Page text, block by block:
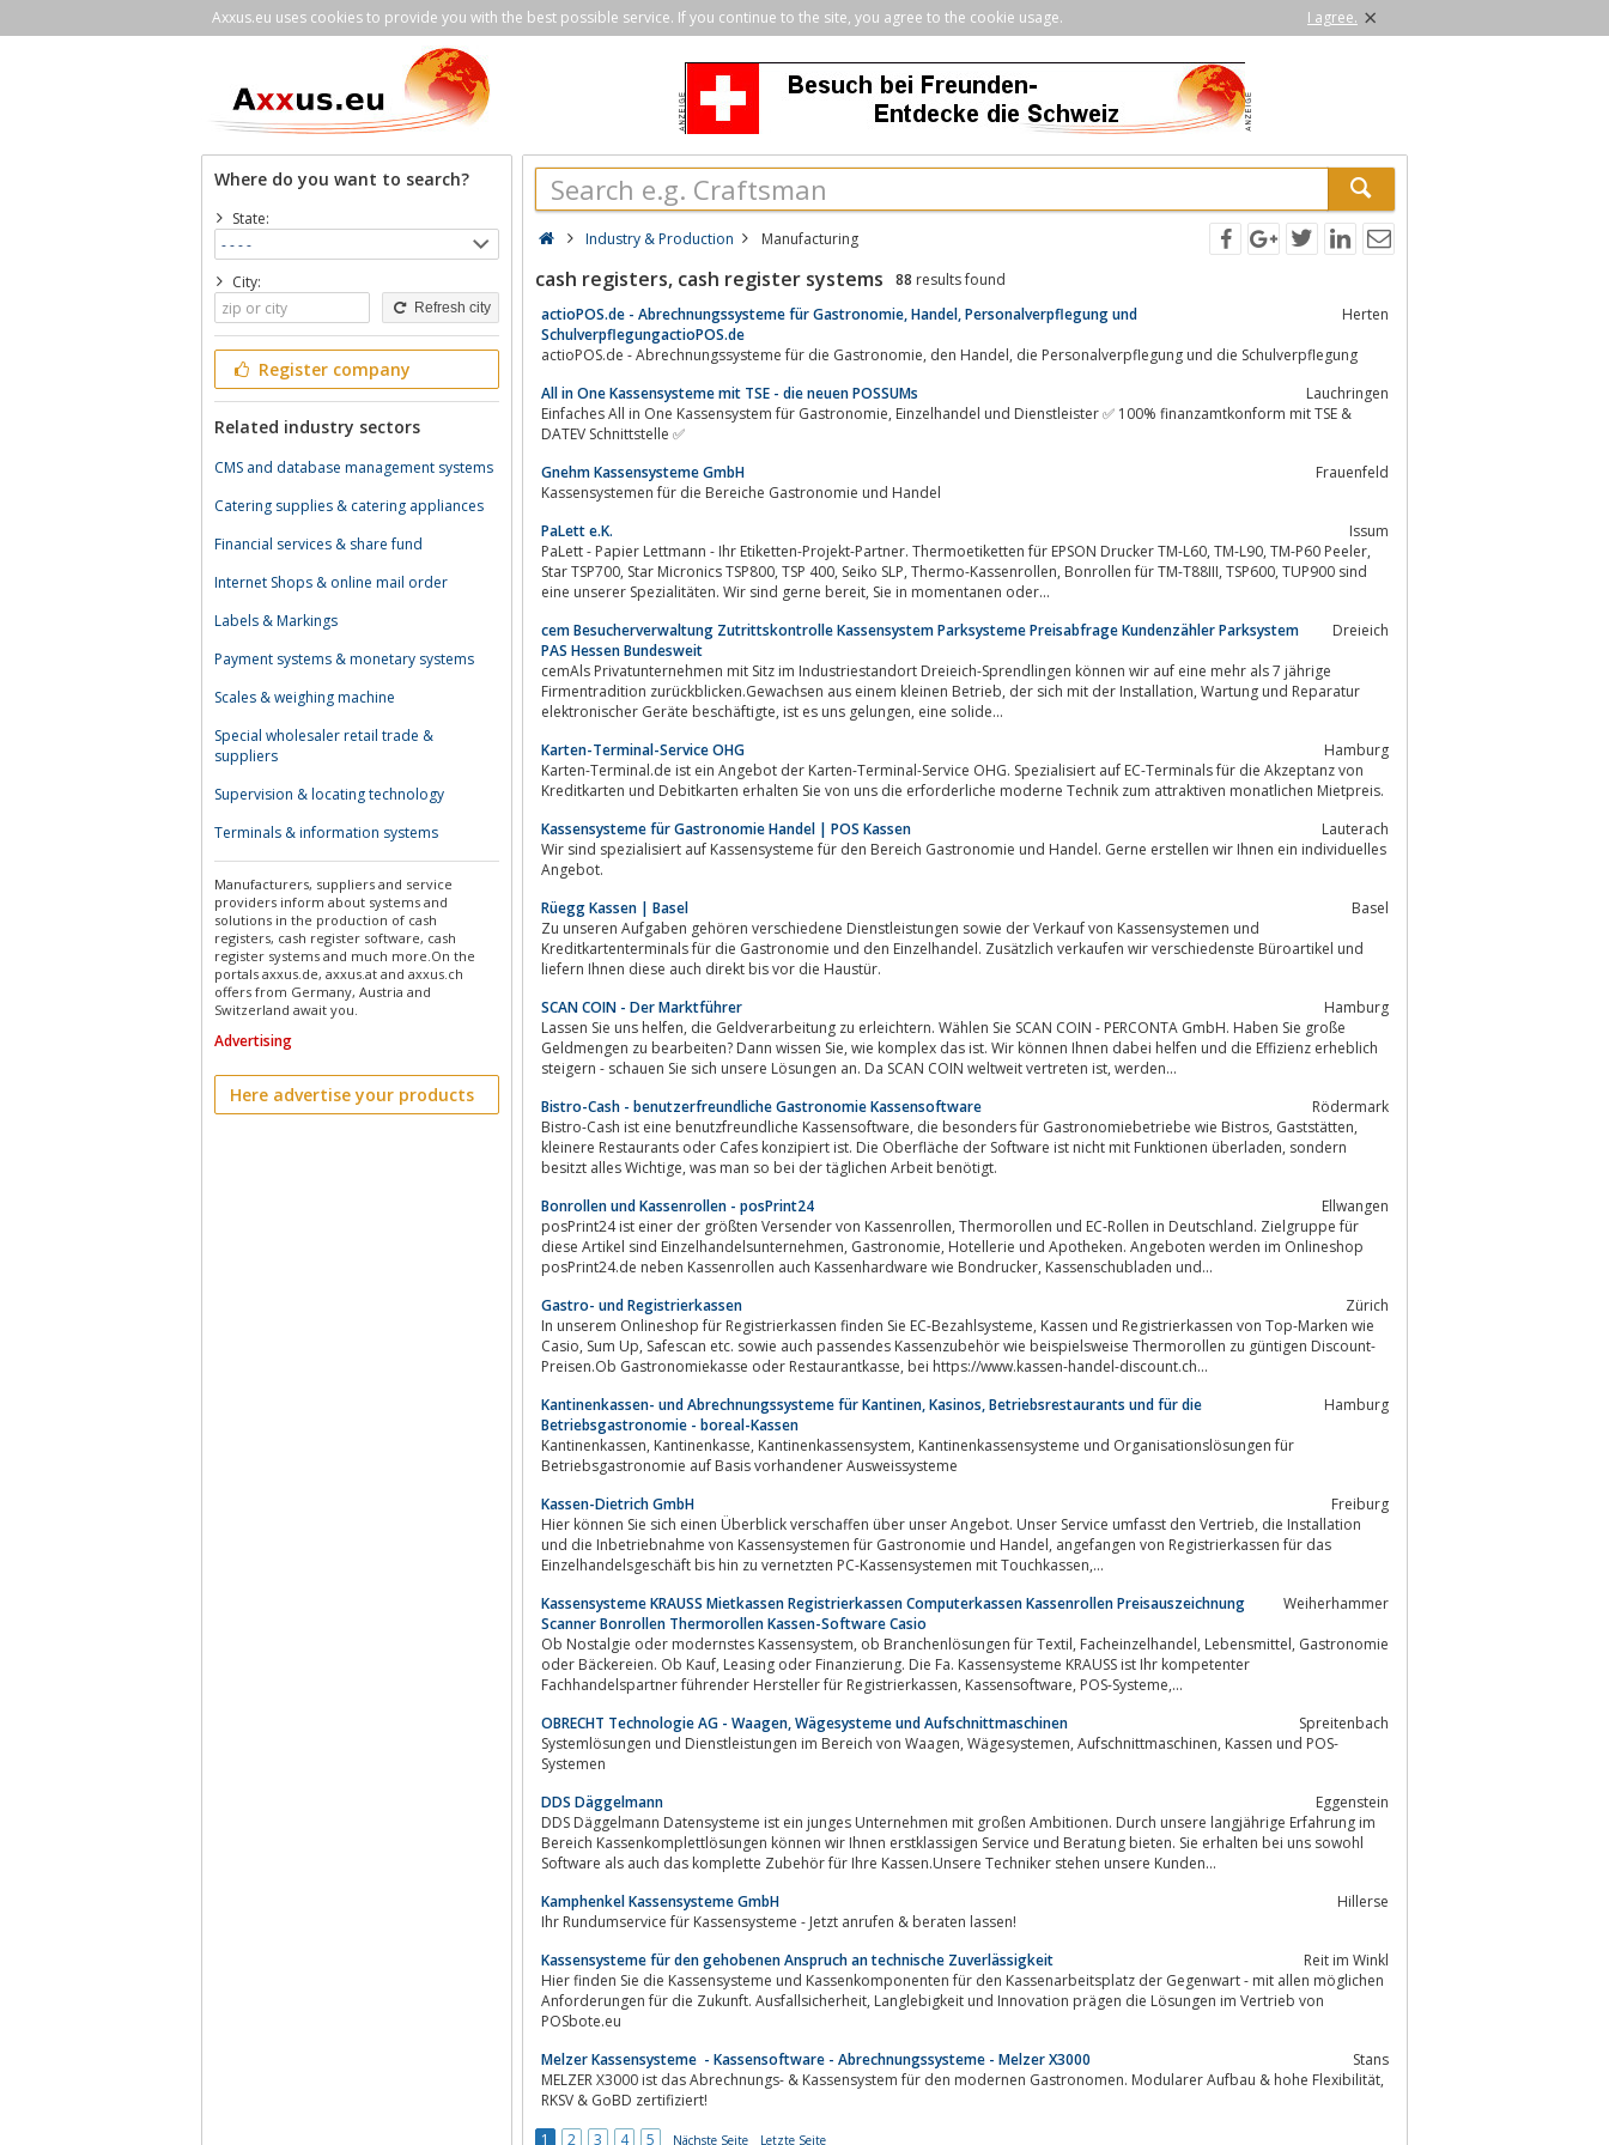
Axxus.eu uses cookies to provide you with the best possible service. If you continue to the site, you agree to the cookie usage. I agree. ×
Where do you want to search?
State:
City:
Refresh city
Register company
Related industry sectors
CMS and database management systems
Catering supplies & catering appliances
Financial services & share fund
Internet Shops & online mail order
Labels & Markings
Payment systems & monetary systems
Scales & weighing machine
Special wholesaler retail trade &
suppliers
Supervision & locating technology
Terminals & information systems
Manufacturers, suppliers and service
providers inform about systems and
solutions in the production of cash
registers, cash register software, cash
register systems and much more.On the
portals axxus.de, axxus.at and axxus.ch
offers from Germany, Austria and
Switzerland await you.
Advertising
Here advertise your products
Industry & Production Manufacturing
cash registers, cash register systems 88 results found
actioPOS.de - Abrechnungssysteme für Gastronomie, Handel, Personalverpflegung und
SchulverpflegungactioPOS.de
Herten
actioPOS.de - Abrechnungssysteme für die Gastronomie, den Handel, die Personalverpflegung und die Schulverpflegung
All in One Kassensysteme mit TSE - die neuen POSSUMs
Lauchringen
Einfaches All in One Kassensystem für Gastronomie, Einzelhandel und Dienstleister ✅ 100% finanzamtkonform mit TSE &
DATEV Schnittstelle ✅
Gnehm Kassensysteme GmbH
Frauenfeld
Kassensystemen für die Bereiche Gastronomie und Handel
PaLett e.K.
Issum
PaLett - Papier Lettmann - Ihr Etiketten-Projekt-Partner. Thermoetiketten für EPSON Drucker TM-L60, TM-L90, TM-P60 Peeler,
Star TSP700, Star Micronics TSP800, TSP 400, Seiko SLP, Thermo-Kassenrollen, Bonrollen für TM-T88III, TSP600, TUP900 sind
eine unserer Spezialitäten. Wir sind gerne bereit, Sie in momentanen oder...
cem Besucherverwaltung Zutrittskontrolle Kassensystem Parksysteme Preisabfrage Kundenzähler Parksystem
PAS Hessen Bundesweit
Dreieich
cemAls Privatunternehmen mit Sitz im Industriestandort Dreieich-Sprendlingen können wir auf eine mehr als 7 jährige
Firmentradition zurückblicken.Gewachsen aus einem kleinen Betrieb, der sich mit der Installation, Wartung und Reparatur
elektronischer Geräte beschäftigte, ist es uns gelungen, eine solide...
Karten-Terminal-Service OHG
Hamburg
Karten-Terminal.de ist ein Angebot der Karten-Terminal-Service OHG. Spezialisiert auf EC-Terminals für die Akzeptanz von
Kreditkarten und Debitkarten erhalten Sie von uns die erforderliche moderne Technik zum attraktiven monatlichen Mietpreis.
Kassensysteme für Gastronomie Handel | POS Kassen
Lauterach
Wir sind spezialisiert auf Kassensysteme für den Bereich Gastronomie und Handel. Gerne erstellen wir Ihnen ein individuelles
Angebot.
Rüegg Kassen | Basel
Basel
Zu unseren Aufgaben gehören verschiedene Dienstleistungen sowie der Verkauf von Kassensystemen und
Kreditkartenterminals für die Gastronomie und den Einzelhandel. Zusätzlich verkaufen wir verschiedenste Büroartikel und
liefern Ihnen diese auch direkt bis vor die Haustür.
SCAN COIN - Der Marktführer
Hamburg
Lassen Sie uns helfen, die Geldverarbeitung zu erleichtern. Wählen Sie SCAN COIN - PERCONTA GmbH. Haben Sie große
Geldmengen zu bearbeiten? Dann wissen Sie, wie komplex das ist. Wir können Ihnen dabei helfen und die Effizienz erheblich
steigern - schauen Sie sich unsere Lösungen an. Da SCAN COIN weltweit vertreten ist, werden...
Bistro-Cash - benutzerfreundliche Gastronomie Kassensoftware
Rödermark
Bistro-Cash ist eine benutzfreundliche Kassensoftware, die besonders für Gastronomiebetriebe wie Bistros, Gaststätten,
kleinere Restaurants oder Cafes konzipiert ist. Die Oberfläche der Software ist nicht mit Funktionen überladen, sondern
besitzt alles Wichtige, was man so bei der täglichen Arbeit benötigt.
Bonrollen und Kassenrollen - posPrint24
Ellwangen
posPrint24 ist einer der größten Versender von Kassenrollen, Thermorollen und EC-Rollen in Deutschland. Zielgruppe für
diese Artikel sind Einzelhandelsunternehmen, Gastronomie, Hotellerie und Apotheken. Angeboten werden im Onlineshop
posPrint24.de neben Kassenrollen auch Kassenhardware wie Bondrucker, Kassenschubladen und...
Gastro- und Registrierkassen
Zürich
In unserem Onlineshop für Registrierkassen finden Sie EC-Bezahlsysteme, Kassen und Registrierkassen von Top-Marken wie
Casio, Sum Up, Safescan etc. sowie auch passendes Kassenzubehör wie beispielsweise Thermorollen zu güntigen Discount-
Preisen.Ob Gastronomiekasse oder Restaurantkasse, bei https://www.kassen-handel-discount.ch...
Kantinenkassen- und Abrechnungssysteme für Kantinen, Kasinos, Betriebsrestaurants und für die
Betriebsgastronomie - boreal-Kassen
Hamburg
Kantinenkassen, Kantinenkasse, Kantinenkassensystem, Kantinenkassensysteme und Organisationslösungen für
Betriebsgastronomie auf Basis vorhandener Ausweissysteme
Kassen-Dietrich GmbH
Freiburg
Hier können Sie sich einen Überblick verschaffen über unser Angebot. Unser Service umfasst den Vertrieb, die Installation
und die Inbetriebnahme von Kassensystemen für Gastronomie und Handel, angefangen von Registrierkassen für das
Einzelhandelsgeschäft bis hin zu vernetzten PC-Kassensystemen mit Touchkassen,...
Kassensysteme KRAUSS Mietkassen Registrierkassen Computerkassen Kassenrollen Preisauszeichnung
Scanner Bonrollen Thermorollen Kassen-Software Casio
Weiherhammer
Ob Nostalgie oder modernstes Kassensystem, ob Branchenlösungen für Textil, Facheinzelhandel, Lebensmittel, Gastronomie
oder Bäckereien. Ob Kauf, Leasing oder Finanzierung. Die Fa. Kassensysteme KRAUSS ist Ihr kompetenter
Fachhandelspartner führender Hersteller für Registrierkassen, Kassensoftware, POS-Systeme,...
OBRECHT Technologie AG - Waagen, Wägesysteme und Aufschnittmaschinen
Spreitenbach
Systemlösungen und Dienstleistungen im Bereich von Waagen, Wägesystemen, Aufschnittmaschinen, Kassen und POS-
Systemen
DDS Däggelmann
Eggenstein
DDS Däggelmann Datensysteme ist ein junges Unternehmen mit großen Ambitionen. Durch unsere langjährige Erfahrung im
Bereich Kassenkomplettlösungen können wir Ihnen erstklassigen Service und Beratung bieten. Sie erhalten bei uns sowohl
Software als auch das komplette Zubehör für Ihre Kassen.Unsere Techniker stehen unsere Kunden...
Kamphenkel Kassensysteme GmbH
Hillerse
Ihr Rundumservice für Kassensysteme - Jetzt anrufen & beraten lassen!
Kassensysteme für den gehobenen Anspruch an technische Zuverlässigkeit
Reit im Winkl
Hier finden Sie die Kassensysteme und Kassenkomponenten für den Kassenarbeitsplatz der Gegenwart - mit allen möglichen
Anforderungen für die Zukunft. Ausfallsicherheit, Langlebigkeit und Innovation prägen die Lösungen im Vertrieb von
POSbote.eu
Melzer Kassensysteme - Kassensoftware - Abrechnungssysteme - Melzer X3000
Stans
MELZER X3000 ist das Abrechnungs- & Kassensystem für den modernen Gastronomen. Modularer Aufbau & hohe Flexibilität,
RKSV & GoBD zertifiziert!
1
2 3 4 5 Nächste Seite Letzte Seite